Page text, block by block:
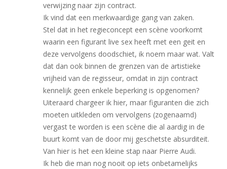
verwijzing naar zijn contract.
Ik vind dat een merkwaardige gang van zaken.
Stel dat in het regieconcept een scène voorkomt
waarin een figurant live sex heeft met een geit en
deze vervolgens doodschiet, ik noem maar wat. Valt
dat dan ook binnen de grenzen van de artistieke
vrijheid van de regisseur, omdat in zijn contract
kennelijk geen enkele beperking is opgenomen?
Uiteraard chargeer ik hier, maar figuranten die zich
moeten uitkleden om vervolgens (zogenaamd)
vergast te worden is een scène die al aardig in de
buurt komt van de door mij geschetste absurditeit.
Van hier is het een kleine stap naar Pierre Audi.
Ik heb die man nog nooit op iets onbetamelijks